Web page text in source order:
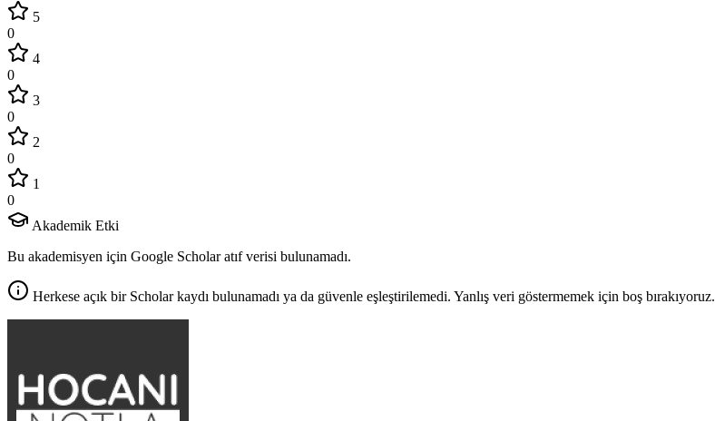
5
0
4
0
3
0
2
0
1
0
Akademik Etki
Bu akademisyen için Google Scholar atıf verisi bulunamadı.
Herkese açık bir Scholar kaydı bulunamadı ya da güvenle eşleştirilemedi. Yanlış veri göstermemek için boş bırakıyoruz.